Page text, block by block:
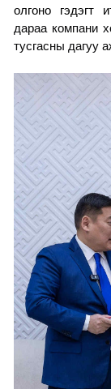
олгоно гэдэгт
дараа компани
тусгасны дагуу